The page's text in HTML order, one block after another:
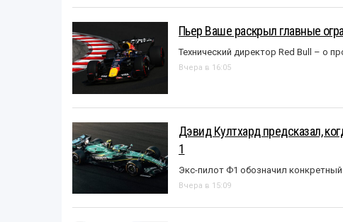
Пьер Ваше раскрыл главные
Технический директор Red Bull – о
Вчера в 16:05
Дэвид Култхард предсказал,
1
Экс-пилот Ф1 обозначил
Вчера в 15:09